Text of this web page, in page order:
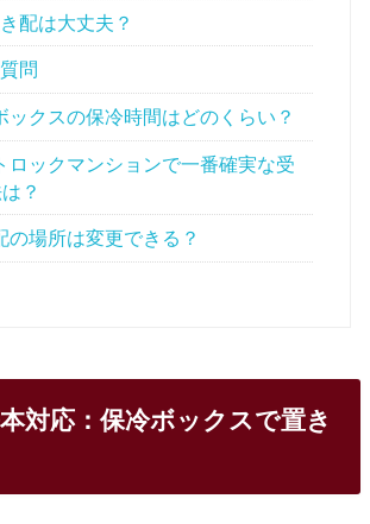
配は大丈夫？
問
ックスの保冷時間はどのくらい？
ロックマンションで一番確実な受
？
の場所は変更できる？
対応：保冷ボックスで置き